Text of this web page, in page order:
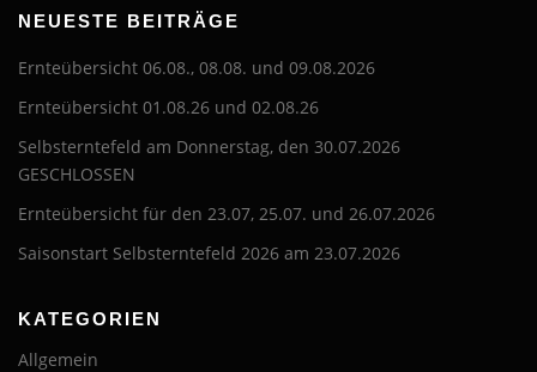
NEUESTE BEITRÄGE
Ernteübersicht 06.08., 08.08. und 09.08.2026
Ernteübersicht 01.08.26 und 02.08.26
Selbsterntefeld am Donnerstag, den 30.07.2026
GESCHLOSSEN
Ernteübersicht für den 23.07, 25.07. und 26.07.2026
Saisonstart Selbsterntefeld 2026 am 23.07.2026
KATEGORIEN
Allgemein